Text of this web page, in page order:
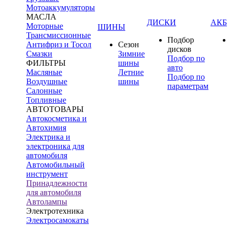
Мотоаккумуляторы
МАСЛА
Моторные
Трансмиссионные
Антифриз и Тосол
Смазки
ФИЛЬТРЫ
Масляные
Воздушные
Салонные
Топливные
АВТОТОВАРЫ
Автокосметика и
Автохимия
Электрика и
электроника для
автомобиля
Автомобильный
инструмент
Принадлежности
для автомобиля
Автолампы
Электротехника
Электросамокаты
ШИНЫ
Сезон
Зимние
шины
Летние
шины
ДИСКИ
Подбор
дисков
Подбор по
авто
Подбор по
параметрам
АКБ